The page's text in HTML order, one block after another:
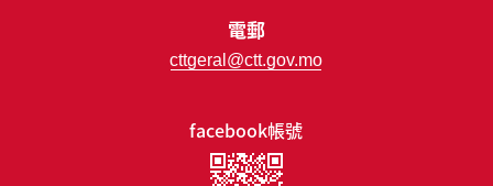
facebook帳號
電郵
cttgeral@ctt.gov.mo